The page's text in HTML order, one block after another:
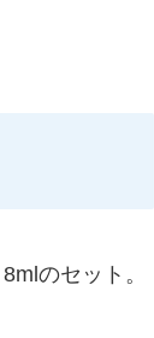
のセット。